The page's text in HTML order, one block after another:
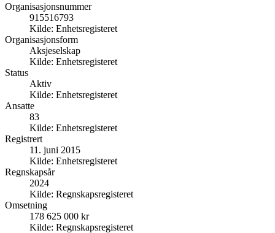
Organisasjonsnummer
915516793
Kilde: Enhetsregisteret
Organisasjonsform
Aksjeselskap
Kilde: Enhetsregisteret
Status
Aktiv
Kilde: Enhetsregisteret
Ansatte
83
Kilde: Enhetsregisteret
Registrert
11. juni 2015
Kilde: Enhetsregisteret
Regnskapsår
2024
Kilde: Regnskapsregisteret
Omsetning
178 625 000 kr
Kilde: Regnskapsregisteret